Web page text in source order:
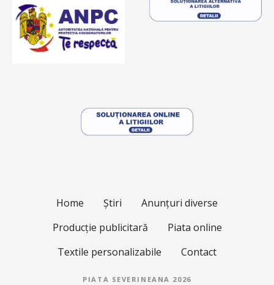
Home Știri
Anunțuri diverse
Producție publicitară
Piata online
Textile personalizabile
Contact
PIATA SEVERINEANA 2026